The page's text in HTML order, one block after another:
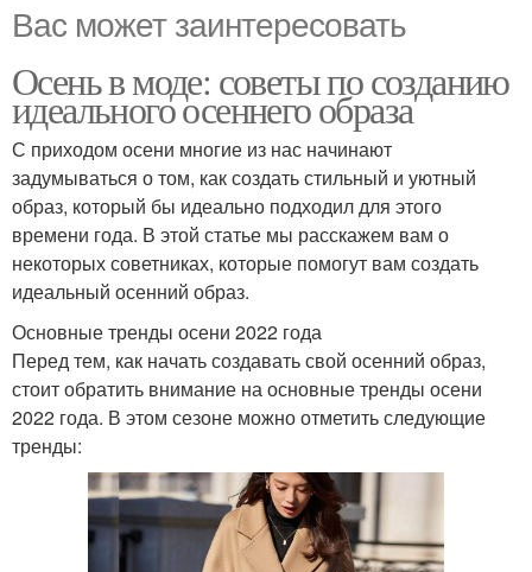
Вас может заинтересовать
Осень в моде: советы по созданию
идеального осеннего образа
С приходом осени многие из нас начинают
задумываться о том, как создать стильный и уютный
образ, который бы идеально подходил для этого
времени года. В этой статье мы расскажем вам о
некоторых советниках, которые помогут вам создать
идеальный осенний образ.
Основные тренды осени 2022 года
Перед тем, как начать создавать свой осенний образ,
стоит обратить внимание на основные тренды осени
2022 года. В этом сезоне можно отметить следующие
тренды: